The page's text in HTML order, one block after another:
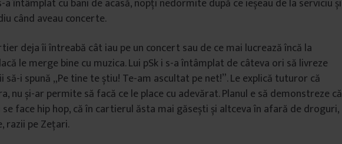
când aveau concerte.
deja îi întreabă cât iau pe un concert sau de ce mai lucrează încă la
le merge bine cu muzica. Lui pSk i s-a întâmplat de câteva ori să livreze
să-i spună „Pe tine te știu! Te-am ascultat pe net!”. Le explică tuturor că
nu și-ar permite să facă ce le place cu adevărat. Planul e să demonstreze că
se face hip hop, că în cartierul ăsta mai găsești și altceva în afară de droguri,
razii pe Zețari.